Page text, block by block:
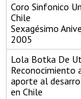
Coro Sinfonico
Chile
Sexagésimo
2005
Lola Botka De
Reconocimiento
aporte al
en Chile